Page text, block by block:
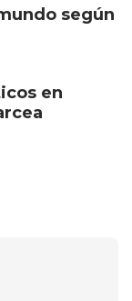
según
en